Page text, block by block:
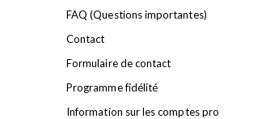
FAQ (Questions importantes)
Contact
Formulaire de contact
Programme fidélité
Information sur les comptes pro